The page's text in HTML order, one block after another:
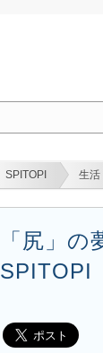
SPITOPI 生活
「尻」
SPITOPI